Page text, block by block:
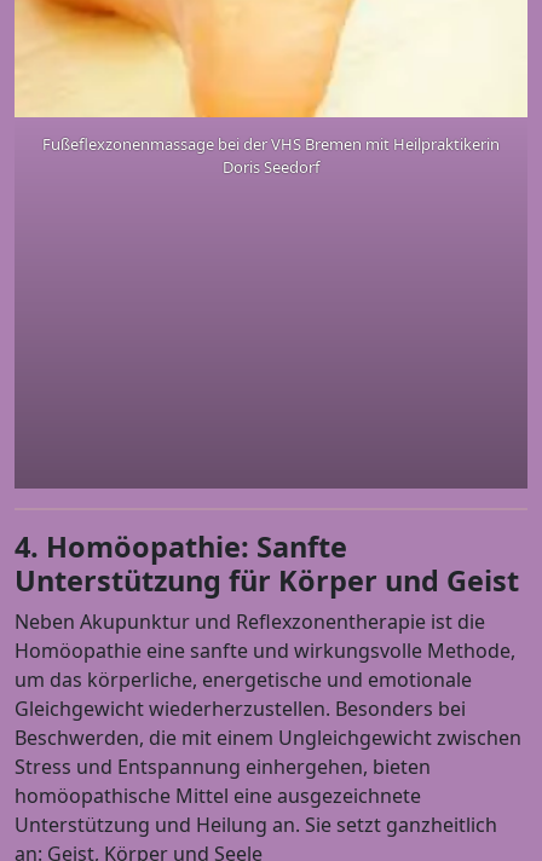
Fußeflexzonenmassage bei der VHS Bremen mit Heilpraktikerin
Doris Seedorf
4. Homöopathie: Sanfte
Unterstützung für Körper und Geist
Neben Akupunktur und Reflexzonentherapie ist die
Homöopathie eine sanfte und wirkungsvolle Methode,
um das körperliche, energetische und emotionale
Gleichgewicht wiederherzustellen. Besonders bei
Beschwerden, die mit einem Ungleichgewicht zwischen
Stress und Entspannung einhergehen, bieten
homöopathische Mittel eine ausgezeichnete
Unterstützung und Heilung an. Sie setzt ganzheitlich
an: Geist, Körper und Seele